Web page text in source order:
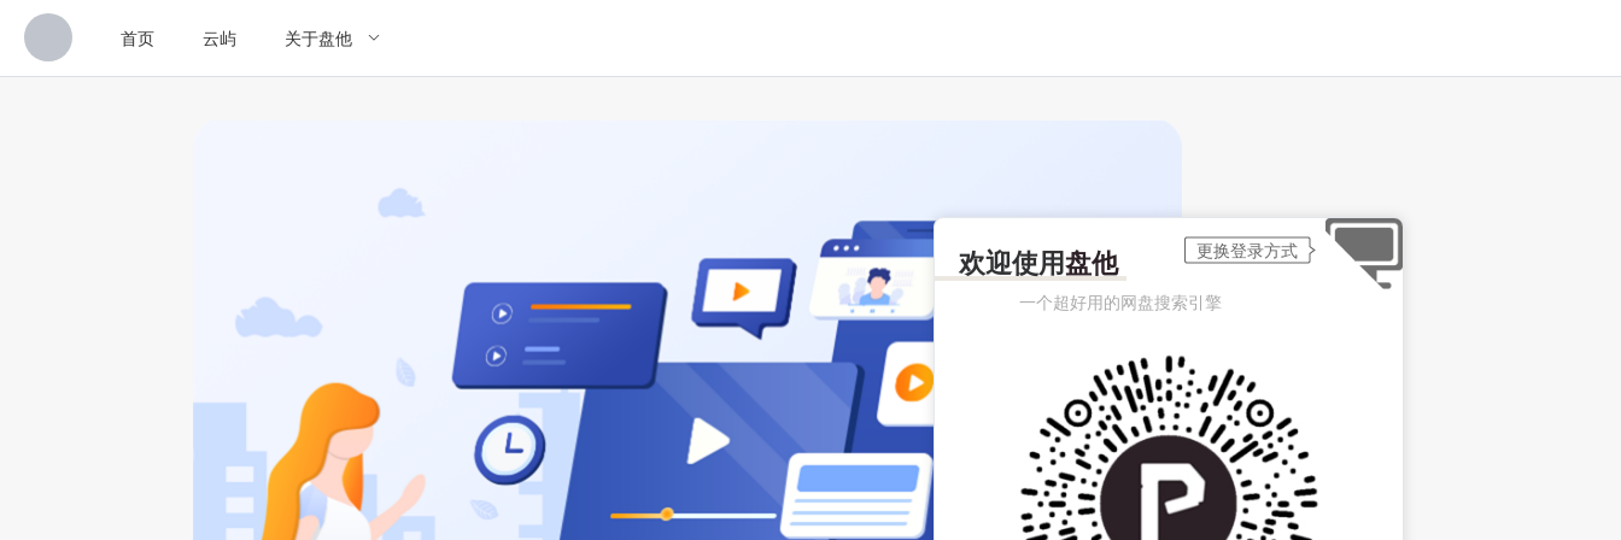
首页 云屿 关于盘他
欢迎使用盘他
一个超好用的网盘搜索引擎